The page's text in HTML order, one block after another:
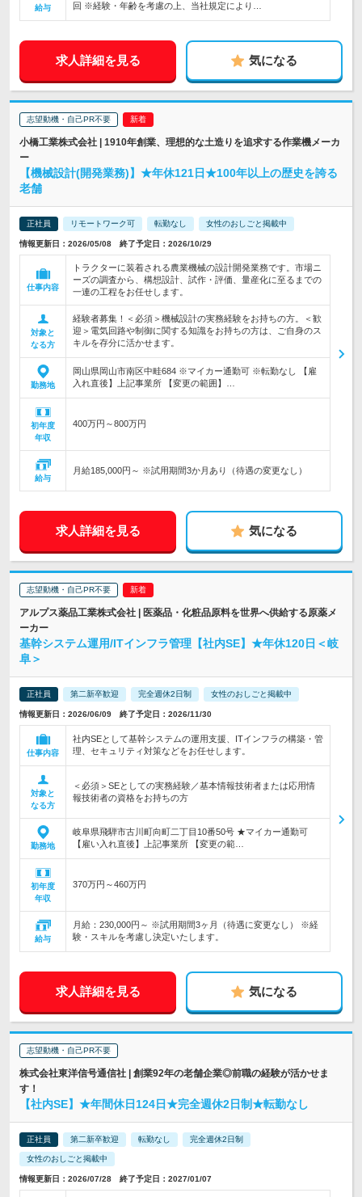
給与
回 ※経験・年齢を考慮の上、当社規定により…
求人詳細を見る 気になる
志望動機・自己PR不要
小橋工業株式会社 | 1910年創業、理想的な土造りを追求する作業機メーカ
ー
【機械設計(開発業務)】★年休121日★100年以上の歴史を誇る
老舗
正社員 リモートワーク可 転勤なし 女性のおしごと掲載中
情報更新日：2026/05/08 終了予定日：2026/10/29
仕事内容
トラクターに装着される農業機械の設計開発業務です。市場ニ
ーズの調査から、構想設計、試作・評価、量産化に至るまでの
一連の工程をお任せします。
対象と
なる方
経験者募集！＜必須＞機械設計の実務経験をお持ちの方。＜歓
迎＞電気回路や制御に関する知識をお持ちの方は、ご自身のス
キルを存分に活かせます。
勤務地
岡山県岡山市南区中畦684 ※マイカー通勤可 ※転勤なし 【雇
入れ直後】上記事業所 【変更の範囲】…
初年度
年収
400万円～800万円
給与
月給185,000円～ ※試用期間3か月あり（待遇の変更なし）
求人詳細を見る 気になる
志望動機・自己PR不要
アルプス薬品工業株式会社 | 医薬品・化粧品原料を世界へ供給する原薬メ
ーカー
基幹システム運用/ITインフラ管理【社内SE】★年休120日＜岐
阜＞
正社員 第二新卒歓迎 完全週休2日制 女性のおしごと掲載中
情報更新日：2026/06/09 終了予定日：2026/11/30
仕事内容
社内SEとして基幹システムの運用支援、ITインフラの構築・管
理、セキュリティ対策などをお任せします。
対象と
なる方
＜必須＞SEとしての実務経験／基本情報技術者または応用情
報技術者の資格をお持ちの方
勤務地
岐阜県飛騨市古川町向町二丁目10番50号 ★マイカー通勤可
【雇い入れ直後】上記事業所 【変更の範…
初年度
年収
370万円～460万円
給与
月給：230,000円～ ※試用期間3ヶ月（待遇に変更なし） ※経
験・スキルを考慮し決定いたします。
求人詳細を見る 気になる
志望動機・自己PR不要
株式会社東洋信号通信社 | 創業92年の老舗企業◎前職の経験が活かせま
す！
【社内SE】★年間休日124日★完全週休2日制★転勤なし
正社員 第二新卒歓迎 転勤なし 完全週休2日制
女性のおしごと掲載中
情報更新日：2026/07/28 終了予定日：2027/01/07